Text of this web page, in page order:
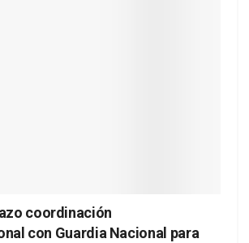
coordinación
con Guardia Nacional para